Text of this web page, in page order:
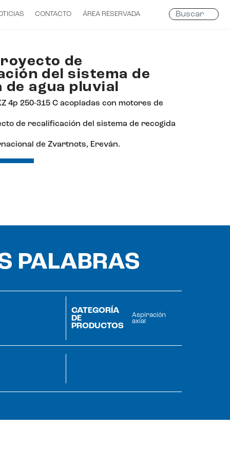
CONTACTO ÁREA RESERVADA
Search
de
del sistema de
agua pluvial
4p 250-315 C acopladas con motores de
de recalificación del sistema de recogida
de Zvartnots, Ereván.
PALABRAS
CATEGORÍA
DE
PRODUCTOS
Aspiración
axial